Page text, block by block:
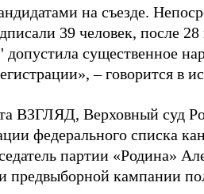
на съезде.
39 человек, после
существенное
– говорится в
ВЗГЛЯД, Верховный суд
федерального списка
партии «Родина»
предвыборной кампании